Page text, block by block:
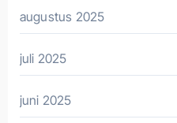
augustus 2025
juli 2025
juni 2025